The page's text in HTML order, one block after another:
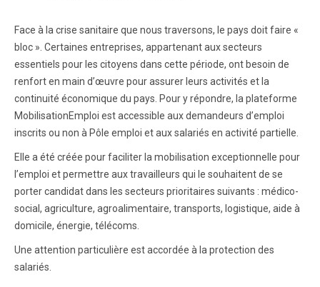
Face à la crise sanitaire que nous traversons, le pays doit faire «
bloc ». Certaines entreprises, appartenant aux secteurs
essentiels pour les citoyens dans cette période, ont besoin de
renfort en main d’œuvre pour assurer leurs activités et la
continuité économique du pays. Pour y répondre, la plateforme
MobilisationEmploi est accessible aux demandeurs d’emploi
inscrits ou non à Pôle emploi et aux salariés en activité partielle.
Elle a été créée pour faciliter la mobilisation exceptionnelle pour
l’emploi et permettre aux travailleurs qui le souhaitent de se
porter candidat dans les secteurs prioritaires suivants : médico-
social, agriculture, agroalimentaire, transports, logistique, aide à
domicile, énergie, télécoms.
Une attention particulière est accordée à la protection des
salariés.